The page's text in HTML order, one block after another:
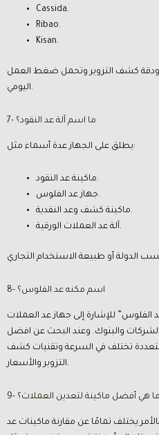
Cassida.
Ribao.
Kisan.
ودقة كشف التزوير وتحمل ضغط العمل
اليومي.
7- ما اسم آلة عد النقود؟
يطلق على الجهاز عدة أسماء مثل:
ماكينة عد النقود.
جهاز عد الفلوس.
ماكينة كشف وعد النقدية.
آلة عد العملات الورقية.
8- اسم مكنه عد الفلوس؟
للإشارة إلى جهاز عد العملات
والبنوك. وعند البحث عن افضل
تختلف في السرعة وتقنيات كشف
التزوير والأسعار.
9- ما هي أفضل ماكينة لتعدين العملات؟
يختلف تمامًا عن مقارنة ماكينات عد